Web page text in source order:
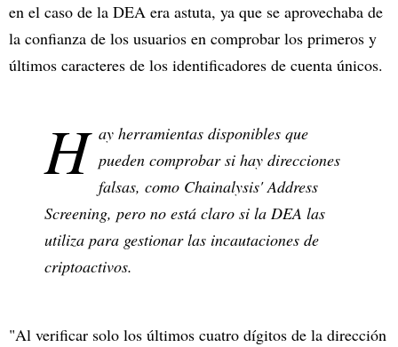
en el caso de la DEA era astuta, ya que se aprovechaba de
la confianza de los usuarios en comprobar los primeros y
últimos caracteres de los identificadores de cuenta únicos.
H ay herramientas disponibles que
pueden comprobar si hay direcciones
falsas, como Chainalysis' Address
Screening, pero no está claro si la DEA las
utiliza para gestionar las incautaciones de
criptoactivos.
"Al verificar solo los últimos cuatro dígitos de la dirección